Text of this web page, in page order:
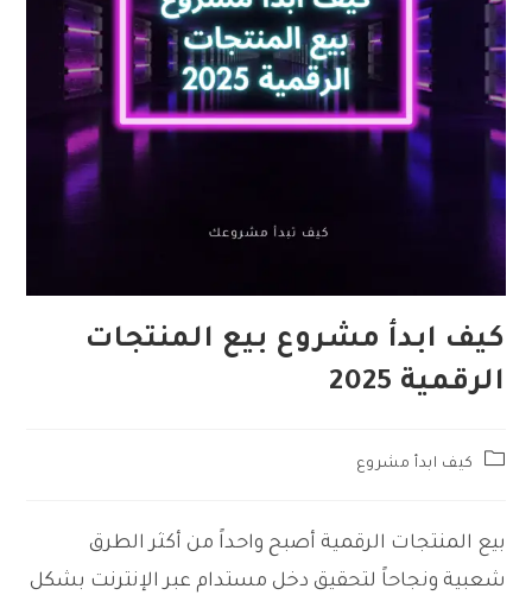
كيف ابدأ مشروع بيع المنتجات
الرقمية 2025
Post كيف ابدأ مشروع
بيع المنتجات الرقمية أصبح واحداً من أكثر الطرق
شعبية ونجاحاً لتحقيق دخل مستدام عبر الإنترنت بشكل